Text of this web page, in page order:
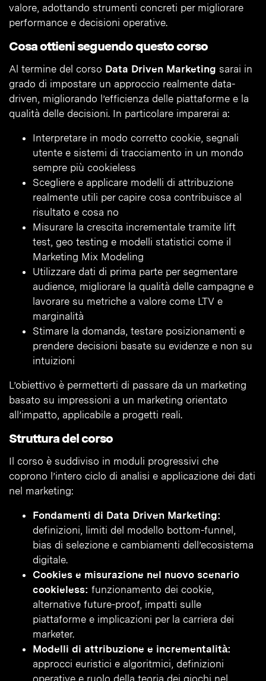
valore, adottando strumenti concreti per migliorare
performance e decisioni operative.
Cosa ottieni seguendo questo corso
Al termine del corso Data Driven Marketing sarai in
grado di impostare un approccio realmente data-
driven, migliorando l’efficienza delle piattaforme e la
qualità delle decisioni. In particolare imparerai a:
Interpretare in modo corretto cookie, segnali
utente e sistemi di tracciamento in un mondo
sempre più cookieless
Scegliere e applicare modelli di attribuzione
realmente utili per capire cosa contribuisce al
risultato e cosa no
Misurare la crescita incrementale tramite lift
test, geo testing e modelli statistici come il
Marketing Mix Modeling
Utilizzare dati di prima parte per segmentare
audience, migliorare la qualità delle campagne e
lavorare su metriche a valore come LTV e
marginalità
Stimare la domanda, testare posizionamenti e
prendere decisioni basate su evidenze e non su
intuizioni
L’obiettivo è permetterti di passare da un marketing
basato su impressioni a un marketing orientato
all’impatto, applicabile a progetti reali.
Struttura del corso
Il corso è suddiviso in moduli progressivi che
coprono l’intero ciclo di analisi e applicazione dei dati
nel marketing:
Fondamenti di Data Driven Marketing:
definizioni, limiti del modello bottom-funnel,
bias di selezione e cambiamenti dell’ecosistema
digitale.
Cookies e misurazione nel nuovo scenario
cookieless: funzionamento dei cookie,
alternative future-proof, impatti sulle
piattaforme e implicazioni per la carriera dei
marketer.
Modelli di attribuzione e incrementalità:
approcci euristici e algoritmici, definizioni